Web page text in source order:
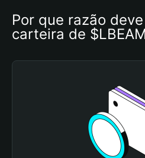
Por que razão
carteira de